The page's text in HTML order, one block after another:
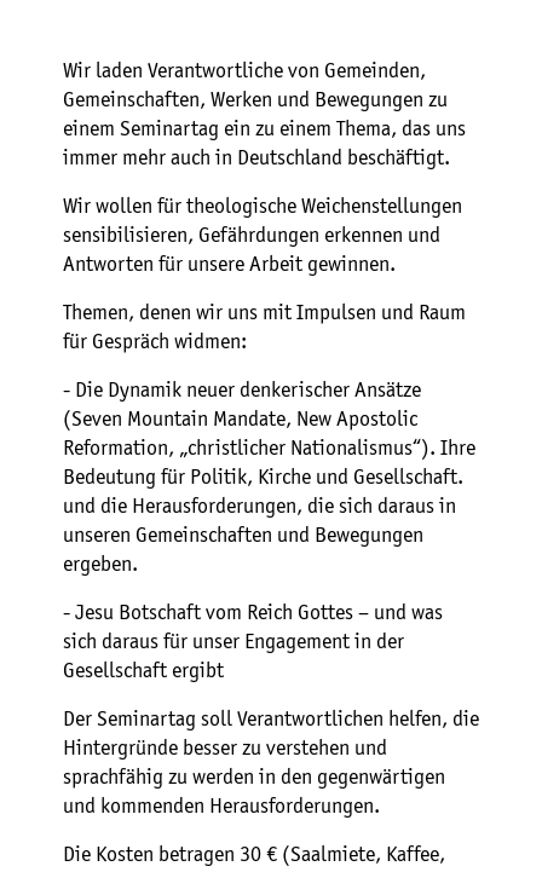
Wir laden Verantwortliche von Gemeinden,
Gemeinschaften, Werken und Bewegungen zu
einem Seminartag ein zu einem Thema, das uns
immer mehr auch in Deutschland beschäftigt.
Wir wollen für theologische Weichenstellungen
sensibilisieren, Gefährdungen erkennen und
Antworten für unsere Arbeit gewinnen.
Themen, denen wir uns mit Impulsen und Raum
für Gespräch widmen:
- Die Dynamik neuer denkerischer Ansätze
(Seven Mountain Mandate, New Apostolic
Reformation, „christlicher Nationalismus“). Ihre
Bedeutung für Politik, Kirche und Gesellschaft.
und die Herausforderungen, die sich daraus in
unseren Gemeinschaften und Bewegungen
ergeben.
- Jesu Botschaft vom Reich Gottes – und was
sich daraus für unser Engagement in der
Gesellschaft ergibt
Der Seminartag soll Verantwortlichen helfen, die
Hintergründe besser zu verstehen und
sprachfähig zu werden in den gegenwärtigen
und kommenden Herausforderungen.
Die Kosten betragen 30 € (Saalmiete, Kaffee,